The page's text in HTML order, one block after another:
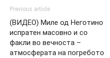
Previous article
(ВИДЕО) Миле од Неготино
испратен масовно и со
факли во вечноста –
атмосферата на погребото